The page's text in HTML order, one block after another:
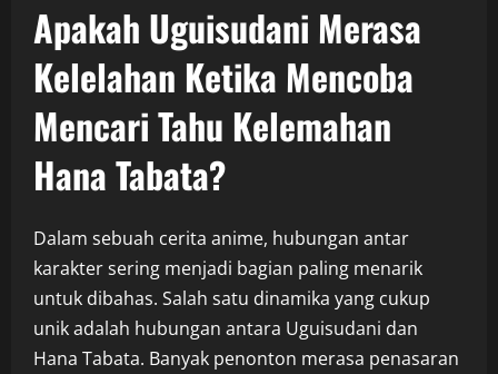
Apakah Uguisudani Merasa
Kelelahan Ketika Mencoba
Mencari Tahu Kelemahan
Hana Tabata?
Dalam sebuah cerita anime, hubungan antar
karakter sering menjadi bagian paling menarik
untuk dibahas. Salah satu dinamika yang cukup
unik adalah hubungan antara Uguisudani dan
Hana Tabata. Banyak penonton merasa penasaran